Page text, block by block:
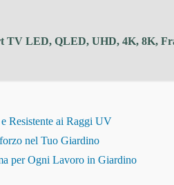
TV LED, QLED, UHD, 4K, 8K,
Resistente ai Raggi UV
nel Tuo Giardino
per Ogni Lavoro in Giardino